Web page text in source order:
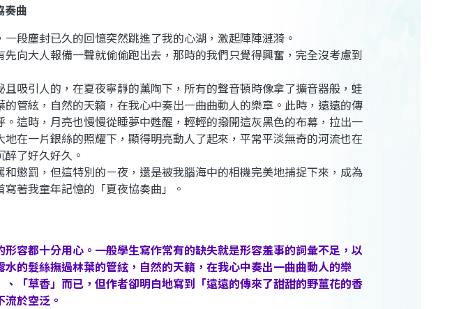
奏曲
塵封已久的回憶突然跳進了我的心湖，激起陣陣漣漪。
大人報備一聲就偷偷跑出去，那時的我們只覺得興奮，完全沒考慮到
引人的，在夏夜寧靜的薰陶下，所有的聲音頓時像拿了擴音器般，蛙
管絃，自然的天籟，在我心中奏出一曲曲動人的樂章。此時，遠遠的傳
這時，月亮也慢慢從睡夢中甦醒，輕輕的撥開這灰黑色的布幕，拉出一
在一片銀絲的照耀下，顯得明亮動人了起來，平常平淡無奇的河流也在
了好久好久。
罰，但這特別的ㄧ夜，還是被我腦海中的相機完美地捕捉下來，成為
著我童年記憶的「夏夜協奏曲」。
容都十分用心。一般學生寫作常有的缺失就是形容羞事的詞彙不足，以
的髮絲撫過林葉的管絃，自然的天籟，在我心中奏出一曲曲動人的樂
「草香」而已，但作者卻明白地寫到「遠遠的傳來了甜甜的野薑花的香
於空泛。